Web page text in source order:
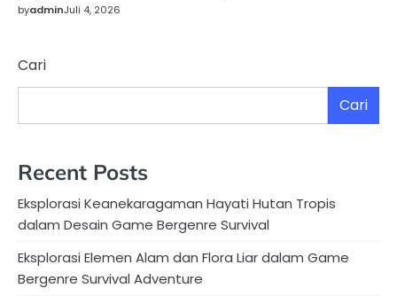
byadminJuli 4, 2026
Cari
Cari
Recent Posts
Eksplorasi Keanekaragaman Hayati Hutan Tropis
dalam Desain Game Bergenre Survival
Eksplorasi Elemen Alam dan Flora Liar dalam Game
Bergenre Survival Adventure